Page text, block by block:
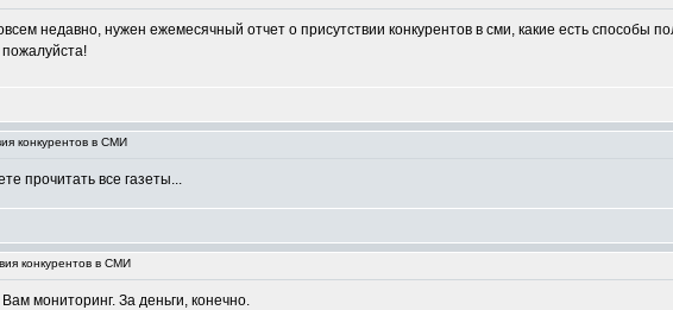
недавно, нужен ежемесячный отчет о присутствии конкурентов в сми, какие есть способы
конкурентов в СМИ
прочитать все газеты...
конкурентов в СМИ
мониторинг. За деньги, конечно.